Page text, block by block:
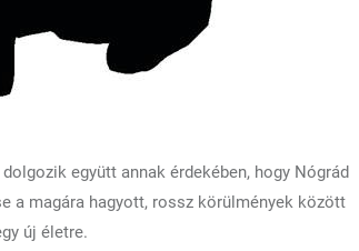
együtt annak érdekében, hogy Nógrád
a magára hagyott, rossz körülmények között
új életre.